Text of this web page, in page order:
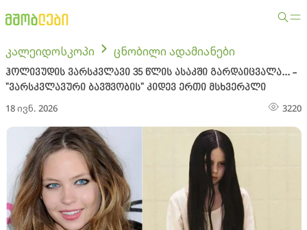
კალეიდოსკოპი ცნობილი ადამიანები
ჰოლივუდის ვარსკვლავი 35 წლის ასაკში გარდაიცვალა... -
"ვარსკვლავური ბავშვობის" კიდევ ერთი მსხვერპლი
18 ივნ. 2026 3220